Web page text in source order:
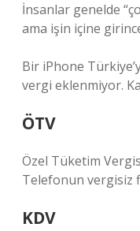
İnsanlar genelde
ama işin içine
Bir iPhone
vergi eklenmiyor.
ÖTV
Özel Tüketim
Telefonun vergisiz
KDV